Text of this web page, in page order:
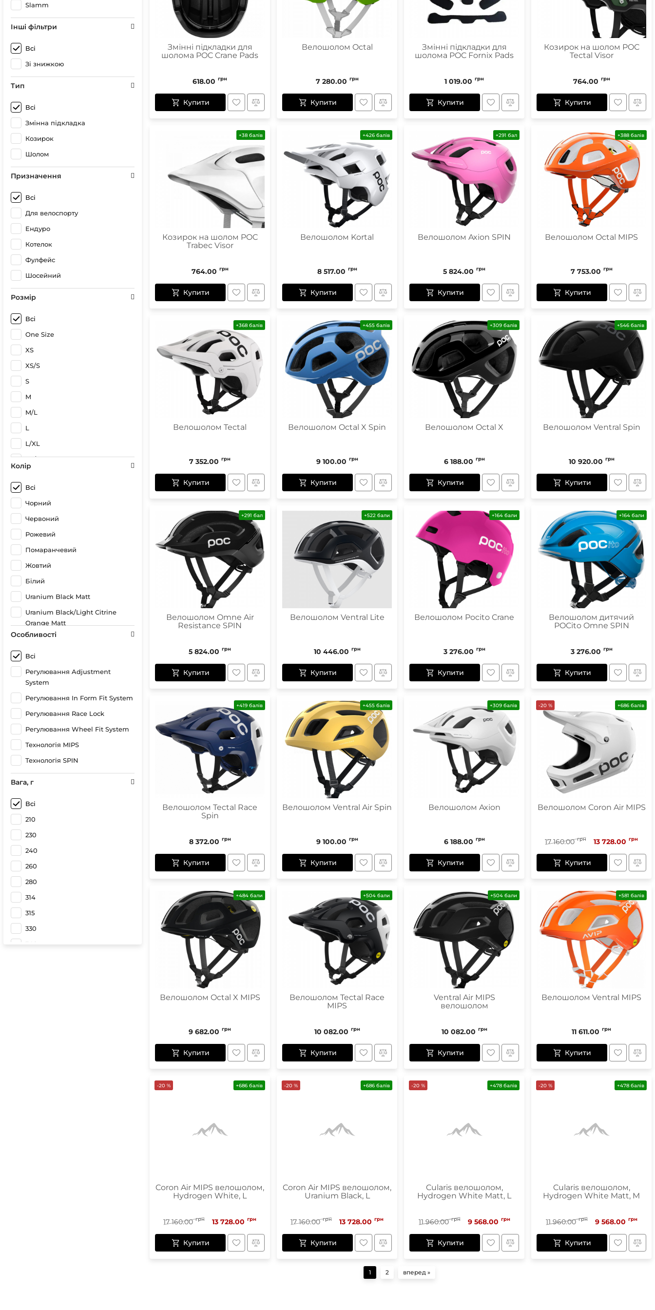
Slamm
Інші фільтри
Всі
Зі знижкою
Тип
Всі
Змінна підкладка
Козирок
Шолом
Призначення
Всі
Для велоспорту
Ендуро
Котелок
Фулфейс
Шосейний
Розмір
Всі
One Size
XS
XS/S
S
M
M/L
L
L/XL
XL/XXL
Колір
Всі
Чорний
Червоний
Рожевий
Помаранчевий
Жовтий
Білий
Uranium Black Matt
Uranium Black/Light Citrine
Orange Matt
Uranium Black/Kalkopyrit Blue
Matt
Matt White
Matt Black
Lead Blue Matt
Lead Blue/Hydrogen White Matt
Kalkopyrit Blue Matt
Garminum Blue
Furfural Blue
Fluorite Green Matt
Fluorescent pink
Fluorescent Blue
Carbon Black
Особливості
Всі
Регулювання Adjustment
System
Регулювання In Form Fit System
Регулювання Race Lock
Регулювання Wheel Fit System
Технологія MIPS
Технологія SPIN
Вага, г
Всі
210
230
240
260
280
314
315
330
340
Змінні підкладки для
шолома POC Crane Pads
618.00 грн
Купити
Велошолом Octal
7 280.00 грн
Купити
Змінні підкладки для
шолома POC Fornix Pads
1 019.00 грн
Купити
Козирок на шолом POC
Tectal Visor
764.00 грн
Купити
+38 балів
Козирок на шолом POC
Trabec Visor
764.00 грн
Купити
+426 балів
Велошолом Kortal
8 517.00 грн
Купити
+291 бал
Велошолом Axion SPIN
5 824.00 грн
Купити
+388 балів
Велошолом Octal MIPS
7 753.00 грн
Купити
+368 балів
Велошолом Tectal
7 352.00 грн
Купити
+455 балів
Велошолом Octal X Spin
9 100.00 грн
Купити
+309 балів
Велошолом Octal X
6 188.00 грн
Купити
+546 балів
Велошолом Ventral Spin
10 920.00 грн
Купити
+291 бал
Велошолом Omne Air
Resistance SPIN
5 824.00 грн
Купити
+522 бали
Велошолом Ventral Lite
10 446.00 грн
Купити
+164 бали
Велошолом Pocito Crane
3 276.00 грн
Купити
+164 бали
Велошолом дитячий
POCito Omne SPIN
3 276.00 грн
Купити
+419 балів
Велошолом Tectal Race
Spin
8 372.00 грн
Купити
+455 балів
Велошолом Ventral Air Spin
9 100.00 грн
Купити
+309 балів
Велошолом Axion
6 188.00 грн
Купити
-20 % +686 балів
Велошолом Coron Air MIPS
17 160.00 грн 13 728.00 грн
Купити
+484 бали
Велошолом Octal X MIPS
9 682.00 грн
Купити
+504 бали
Велошолом Tectal Race
MIPS
10 082.00 грн
Купити
+504 бали
Ventral Air MIPS
велошолом
10 082.00 грн
Купити
+581 балів
Велошолом Ventral MIPS
11 611.00 грн
Купити
-20 % +686 балів
Coron Air MIPS велошолом,
Hydrogen White, L
17 160.00 грн 13 728.00 грн
Купити
-20 % +686 балів
Coron Air MIPS велошолом,
Uranium Black, L
17 160.00 грн 13 728.00 грн
Купити
-20 % +478 балів
Cularis велошолом,
Hydrogen White Matt, L
11 960.00 грн 9 568.00 грн
Купити
-20 % +478 балів
Cularis велошолом,
Hydrogen White Matt, M
11 960.00 грн 9 568.00 грн
Купити
1 2 вперед »